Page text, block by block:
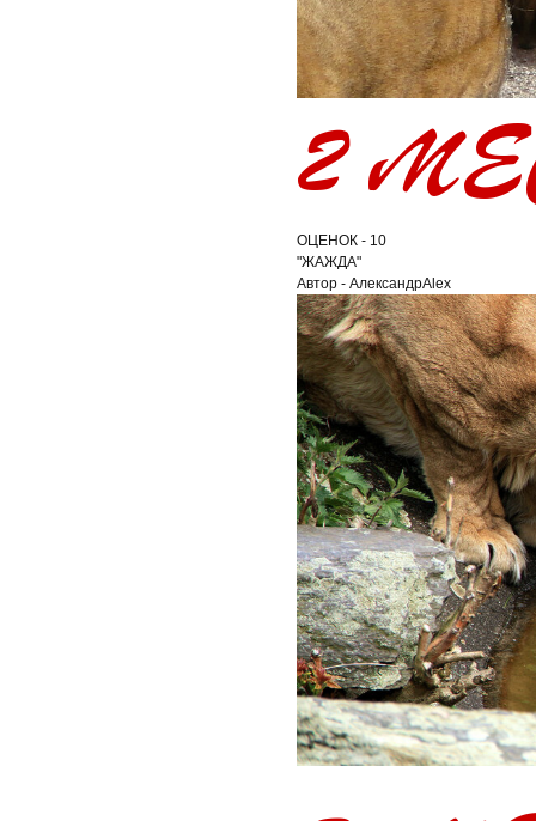
ОЦЕНОК - 10
"ЖАЖДА"
Автор - АлександрAlex